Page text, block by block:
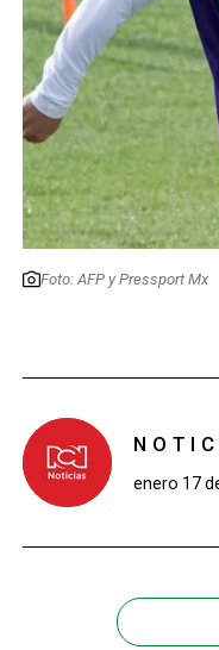
Foto: AFP y Pressport Mx
enero 17